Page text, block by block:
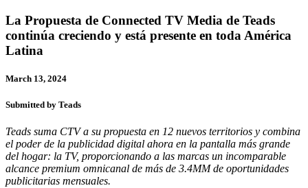
La Propuesta de Connected TV Media de Teads
continúa creciendo y está presente en toda América
Latina
March 13, 2024
Submitted by Teads
Teads suma CTV a su propuesta en 12 nuevos territorios y combina
el poder de la publicidad digital ahora en la pantalla más grande
del hogar: la TV, proporcionando a las marcas un incomparable
alcance premium omnicanal de más de 3.4MM de oportunidades
publicitarias mensuales.